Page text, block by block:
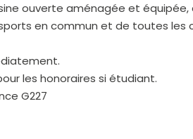
ouverte aménagée et équipée,
en commun et de toutes les
les honoraires si étudiant.
G227